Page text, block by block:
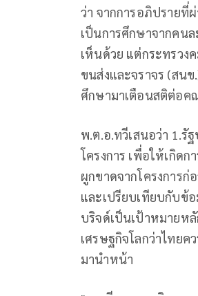
ว่า จากการอภิปรายที่
เป็นการศึกษาจากคน
เห็นด้วย แต่กระทรวง
ขนส่งและจราจร (สน
ศึกษามาเตือนสติต่อค
พ.ต.อ.ทวีเสนอว่า 1.รั
โครงการ เพื่อให้เกิด
ผูกขาดจากโครงการ
และเปรียบเทียบกับข้
บริจด์เป็นเป้าหมายห
เศรษฐกิจโลกว่าไทยค
มานำหน้า